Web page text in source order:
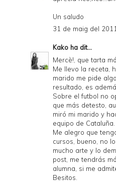
Un saludo
31 de maig del
Kako ha dit...
Mercè!, que tarta
Me llevo la receta,
marido me pide
resultado, es
Sobre el futbol no
que más detesto,
miró mi marido y
equipo de Cataluña.
Me alegro que
cursos, bueno, no
mucho arte y lo
post, me tendrás
alumna, si me
Besitos.